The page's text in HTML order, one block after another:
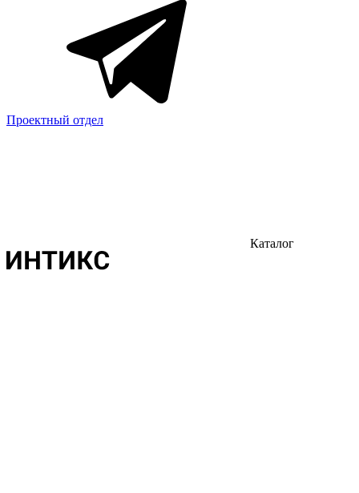
Проектный отдел
Каталог